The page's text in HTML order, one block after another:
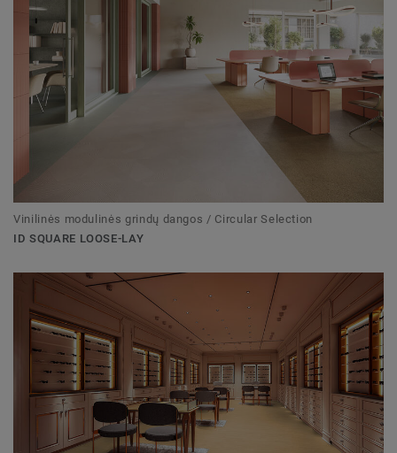
Vinilinės modulinės grindų dangos / Circular Selection
ID SQUARE LOOSE-LAY